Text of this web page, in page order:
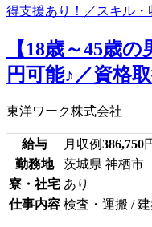
【18歳～45歳
円可能♪／資格
東洋ワーク株式会社
給与 月収例386,750
勤務地
茨城県 神栖市
寮・社宅 あり
仕事内容 検査・運搬 /